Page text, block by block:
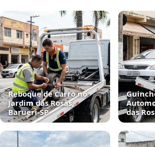
Reboque de Carro no
Jardim das Rosas,
Barueri‑SP
das